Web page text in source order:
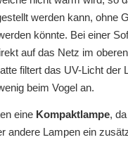
werden kann, ohne
könnte. Bei einer
auf das Netz im
filtert das UV-Licht der
beim Vogel an.
eine Kompaktlampe,
andere Lampen ein